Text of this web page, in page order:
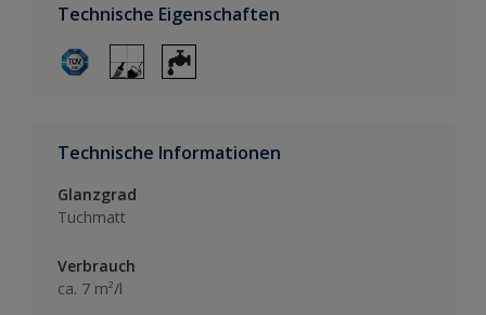
Technische Eigenschaften
Technische Informationen
Glanzgrad
Tuchmatt
Verbrauch
ca. 7 m²/l